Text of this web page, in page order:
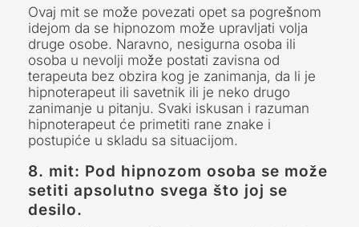
Ovaj mit se može povezati opet sa pogrešnom
idejom da se hipnozom može upravljati volja
druge osobe. Naravno, nesigurna osoba ili
osoba u nevolji može postati zavisna od
terapeuta bez obzira kog je zanimanja, da li je
hipnoterapeut ili savetnik ili je neko drugo
zanimanje u pitanju. Svaki iskusan i razuman
hipnoterapeut će primetiti rane znake i
postupiće u skladu sa situacijom.
8. mit: Pod hipnozom osoba se može
setiti apsolutno svega što joj se
desilo.